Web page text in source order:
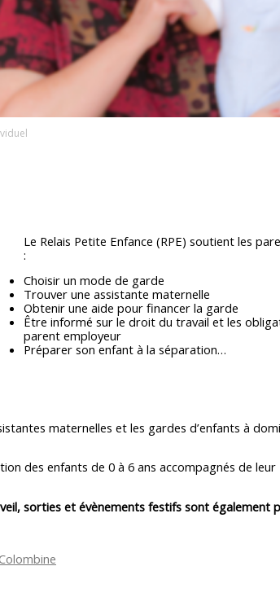
Le Relais Petite Enfance (RPE) soutient les
:
Choisir un mode de garde
Trouver une assistante maternelle
Obtenir une aide pour financer la garde
Être informé sur le droit du travail et les
parent employeur
Préparer son enfant à la séparation…
maternelles et les gardes d’enfants à
des enfants de 0 à 6 ans accompagnés de
sorties et évènements festifs sont également